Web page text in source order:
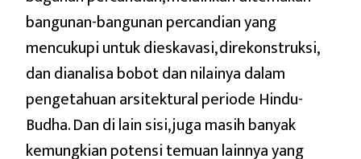
bangunan-bangunan percandian yang
mencukupi untuk dieskavasi, direkonstruksi,
dan dianalisa bobot dan nilainya dalam
pengetahuan arsitektural periode Hindu-
Budha. Dan di lain sisi, juga masih banyak
kemungkian potensi temuan lainnya yang